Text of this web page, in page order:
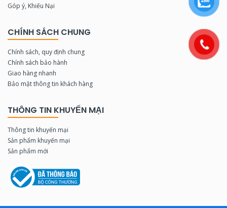
Góp ý, Khiếu Nại
CHÍNH SÁCH CHUNG
Chính sách, quy định chung
Chính sách bảo hành
Giao hàng nhanh
Bảo mật thông tin khách hàng
THÔNG TIN KHUYẾN MẠI
Thông tin khuyến mại
Sản phẩm khuyến mại
Sản phẩm mới